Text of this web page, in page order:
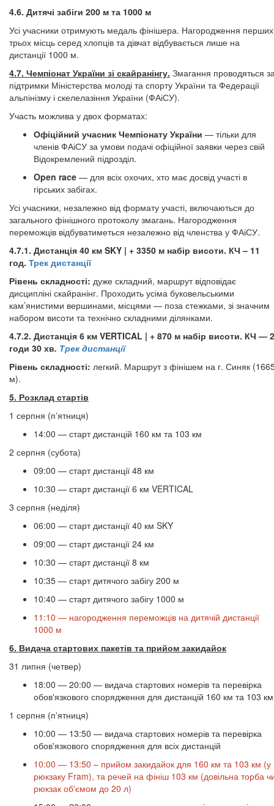
4.6. Дитячі забіги 200 м та 1000 м
Усі учасники отримують медаль фінішера. Нагородження перших
трьох місць серед хлопців та дівчат відбувається лише на
дистанції 1000 м.
4.7. Чемпіонат України зі скайранінгу. Змагання проводяться
підтримки Міністерства молоді та спорту України та Федерації
альпінізму і скелелазіння України (ФАіСУ).
Участь можлива у двох форматах:
Офіційний учасник Чемпіонату України — тільки для
членів ФАіСУ за умови подачі офіційної заявки через свій
Відокремлений підрозділ.
Open race — для всіх охочих, хто має досвід участі в
гірських забігах.
Усі учасники, незалежно від формату участі, включаються до
загального фінішного протоколу змагань. Нагородження
переможців відбуватиметься незалежно від членства у ФАіСУ.
4.7.1. Дистанція 40 км SKY | + 3350 м набір висоти. КЧ – 11
год. Трек дистанції
Рівень складності: дуже складний, маршрут відповідає
дисципліні скайранінг. Проходить усіма буковельськими
кам’янистими вершинами, місцями — поза стежками, зі значним
набором висоти та технічно складними ділянками.
4.7.2. Дистанція 6 км VERTICAL | + 870 м набір висоти. КЧ — 2
годи 30 хв. Трек дистанції
Рівень складності: легкий. Маршрут з фінішем на г. Синяк
м).
5. ​​​​​​​Розклад стартів
1 серпня (пʼятниця)
14:00 — старт дистанцій 160 км та 103 км
2 серпня (субота)
09:00 — старт дистанції 48 км
10:30 — старт дистанції 6 км VERTICAL
3 серпня (неділя)
06:00 — старт дистанції 40 км SKY
09:00 — старт дистанції 24 км
10:30 — старт дистанції 8 км
10:35 — старт дитячого забігу 200 м
10:40 — старт дитячого забігу 1000 м
11:10 — нагородження переможців на дитячій дистанції
1000 м
6. Видача стартових пакетів та прийом закидайок
31 липня (четвер)
18:00 — 20:00 — видача стартових номерів та перевірка
обов'язкового спорядження для дистанцій 160 км та 103 км
1 серпня (пʼятниця)
10:00 — 13:50 — видача стартових номерів та перевірка
обов'язкового спорядження для всіх дистанцій
10:00 — 13:50 – прийом закидайок для 160 км та 103 км (у
рюкзаку Fram), та речей на фініш 103 км (довільна торба
рюкзак об'ємом до 20 л)